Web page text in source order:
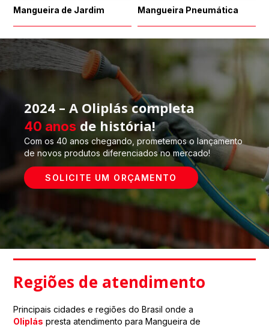
Mangueira de Jardim Mangueira Pneumática
2024 – A Oliplás completa
40 anos de história!
Com os 40 anos chegando, prometemos o lançamento
de novos produtos diferenciados no mercado!
SOLICITE UM ORÇAMENTO
Regiões de atendimento
Principais cidades e regiões do Brasil onde a
Oliplás presta atendimento para Mangueira de